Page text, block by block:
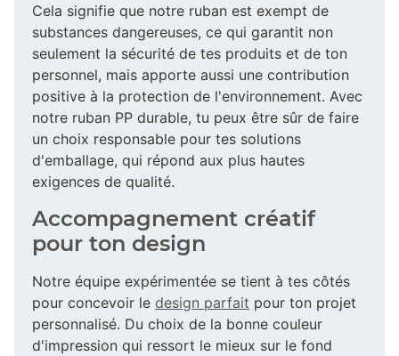
Cela signifie que notre ruban est exempt de
substances dangereuses, ce qui garantit non
seulement la sécurité de tes produits et de ton
personnel, mais apporte aussi une contribution
positive à la protection de l'environnement. Avec
notre ruban PP durable, tu peux être sûr de faire
un choix responsable pour tes solutions
d'emballage, qui répond aux plus hautes
exigences de qualité.
Accompagnement créatif
pour ton design
Notre équipe expérimentée se tient à tes côtés
pour concevoir le design parfait pour ton projet
personnalisé. Du choix de la bonne couleur
d'impression qui ressort le mieux sur le fond